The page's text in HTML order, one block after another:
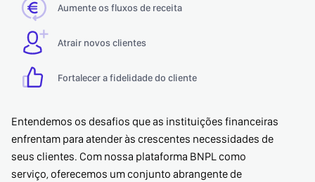
Aumente os fluxos de receita
Atrair novos clientes
Fortalecer a fidelidade do cliente
Entendemos os desafios que as instituições financeiras
enfrentam para atender às crescentes necessidades de
seus clientes. Com nossa plataforma BNPL como
serviço, oferecemos um conjunto abrangente de